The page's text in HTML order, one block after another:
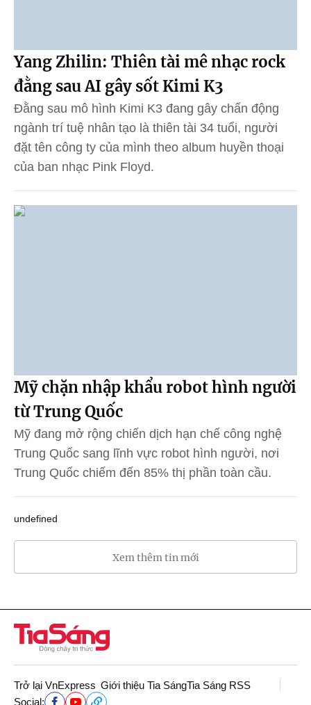
Yang Zhilin: Thiên tài mê nhạc rock
đằng sau AI gây sốt Kimi K3
Đằng sau mô hình Kimi K3 đang gây chấn động
ngành trí tuệ nhân tạo là thiên tài 34 tuổi, người
đặt tên công ty của mình theo album huyền thoại
của ban nhạc Pink Floyd.
Mỹ chặn nhập khẩu robot hình người
từ Trung Quốc
Mỹ đang mở rộng chiến dịch hạn chế công nghệ
Trung Quốc sang lĩnh vực robot hình người, nơi
Trung Quốc chiếm đến 85% thị phần toàn cầu.
undefined
Xem thêm tin mới
Trở lại VnExpress Giới thiệu Tia SángTia Sáng RSS
Social: